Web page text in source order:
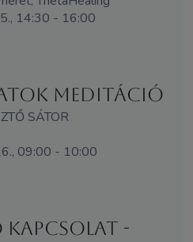
14:30 - 16:00
meditáció
SÁTOR
09:00 - 10:00
kapcsolat -